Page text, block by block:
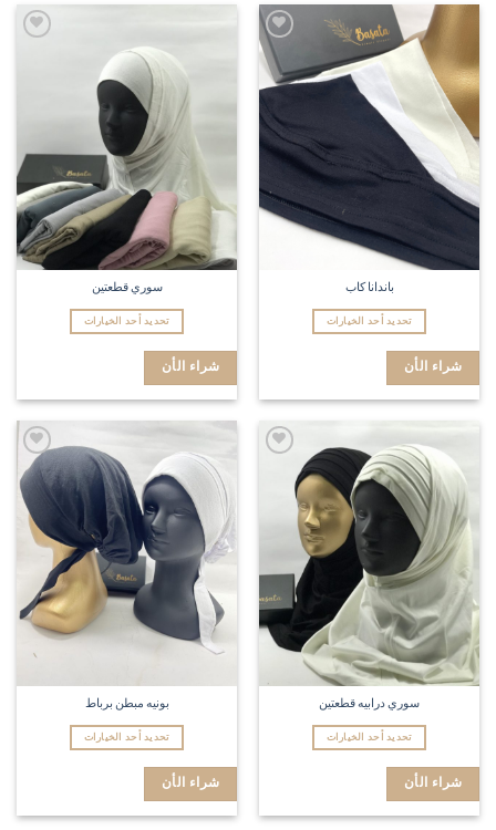
Add to
wishlist
باندانا كاب
تحديد أحد الخيارات
شراء الأن
سوري قطعتين
تحديد أحد الخيارات
شراء الأن
سوري درابيه قطعتين
تحديد أحد الخيارات
شراء الأن
Add to
wishlist
بونيه مبطن برباط
تحديد أحد الخيارات
شراء الأن